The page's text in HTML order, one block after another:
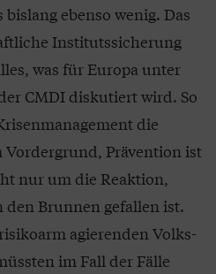
ebenso wenig. Das
Institutssicherung
was für Europa unter
CMDI diskutiert wird. So
die
Prävention ist
nur um die Reaktion,
Brunnen gefallen ist.
agierenden Volks-
im Fall der Fälle